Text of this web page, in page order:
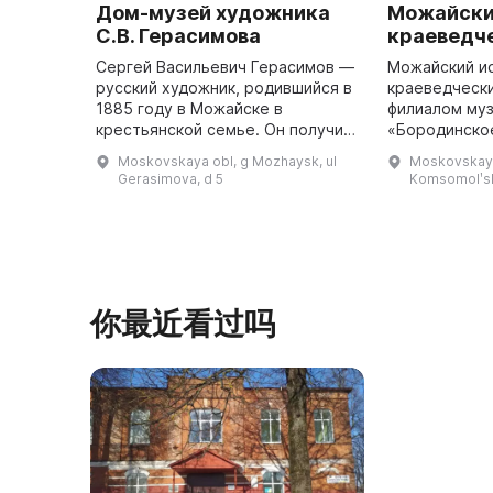
Дом-музей художника
С.В. Герасимова
Сергей Васильевич Герасимов —
русский художник, родившийся в
1885 году в Можайске в
крестьянской семье. Он получил
Москве в Строгановском
художественно-промышленном
Moskovskaya obl, g Mozhaysk, ul
Gerasimova, d 5
Можайский
филиалом
в 1905 году
земстве,
你最近看过吗